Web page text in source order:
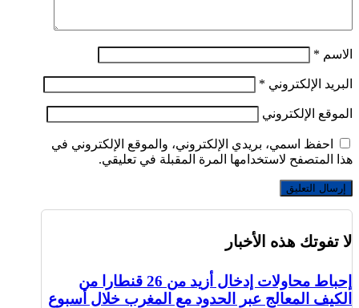
الاسم *
البريد الإلكتروني *
الموقع الإلكتروني
احفظ اسمي، بريدي الإلكتروني، والموقع الإلكتروني في
هذا المتصفح لاستخدامها المرة المقبلة في تعليقي.
لا تفوتك هذه الأخبار
إحباط محاولات إدخال أزيد من 26 قنطارا من
الكيف المعالج عبر الحدود مع المغرب خلال أسبوع